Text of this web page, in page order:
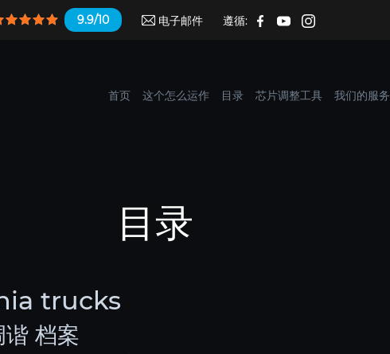
9.9/10 电子邮件 遵循:
首页 这个怎么运作 目录 芯片调整工具 我们的服务
目录
trucks
档案